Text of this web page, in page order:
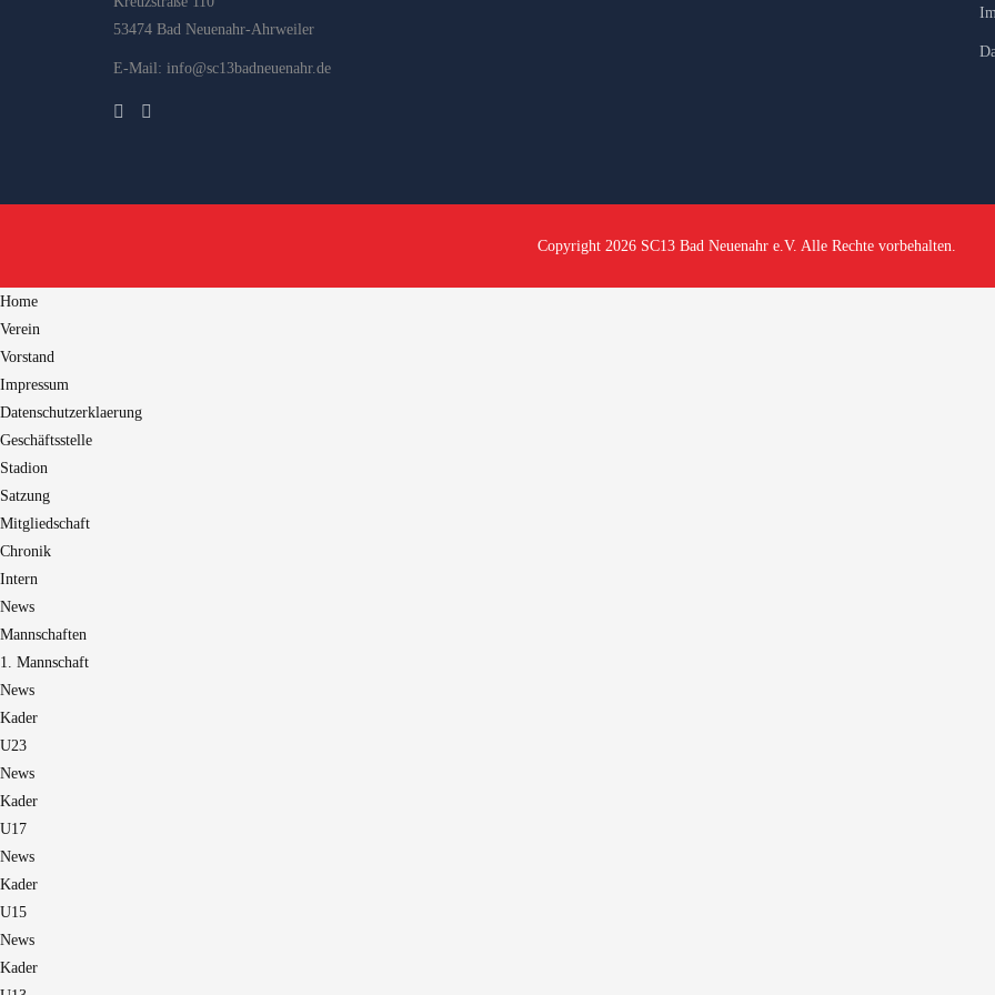
53474 Bad Neuenahr-Ahrweiler
E-Mail: info@sc13badneuenahr.de
Copyright 2026 SC13 Bad Neuenahr e.V. Alle Rechte vorbehalten.
Home
Verein
Vorstand
Impressum
Datenschutzerklaerung
Geschäftsstelle
Stadion
Satzung
Mitgliedschaft
Chronik
Intern
News
Mannschaften
1. Mannschaft
News
Kader
U23
News
Kader
U17
News
Kader
U15
News
Kader